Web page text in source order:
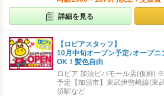
詳細を見る
【ロピアスタッフ】
10月中旬オープン予定♪オープ
OK！髪色自由
ロピア 加須ビバモール店(仮称)
予定【加須市】東武伊勢崎線(東
須駅など